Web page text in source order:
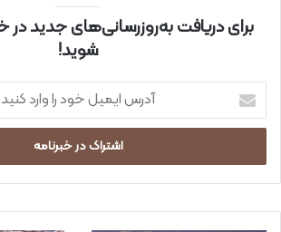
برای دریافت به‌روزرسانی‌های جدید در
شوید!
ر
ا
ی